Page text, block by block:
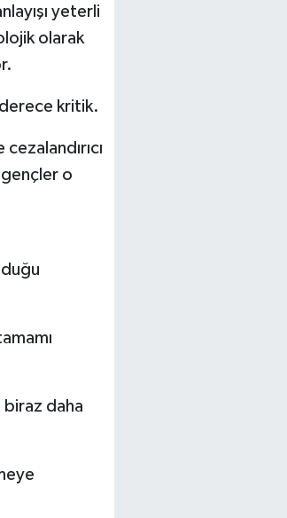
yeterli
olarak
derece kritik.
o
biraz daha